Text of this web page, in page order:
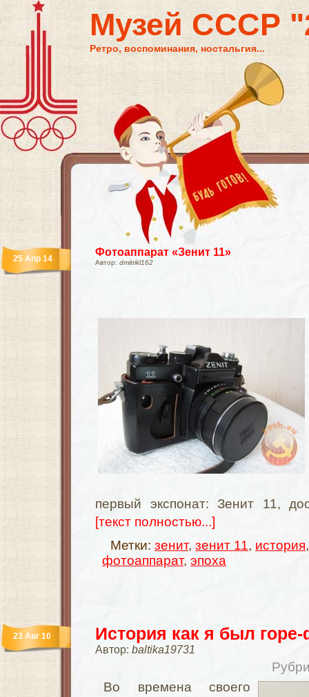
Музей СССР
Ретро, воспоминания, ностальгия...
Фотоаппарат «Зенит 11»
Автор: dmitrikl162
25 Апр 14
первый экспонат: Зенит 11,
[текст полностью...]
Метки: зенит, зенит 11, история
фотоаппарат, эпоха
История как я был
Автор: baltika19731
23 Авг 10
Во времена своего